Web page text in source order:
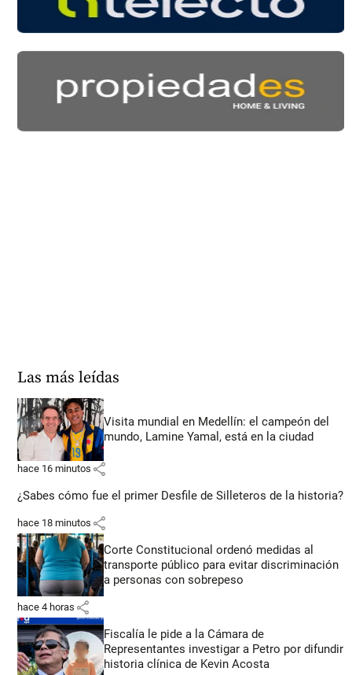
Las más leídas
Visita mundial en Medellín: el campeón del
mundo, Lamine Yamal, está en la ciudad
hace 16 minutos share
¿Sabes cómo fue el primer Desfile de Silleteros de la historia?
hace 18 minutos share
Corte Constitucional ordenó medidas al
transporte público para evitar discriminación
a personas con sobrepeso
hace 4 horas share
Fiscalía le pide a la Cámara de
Representantes investigar a Petro por difundir
historia clínica de Kevin Acosta